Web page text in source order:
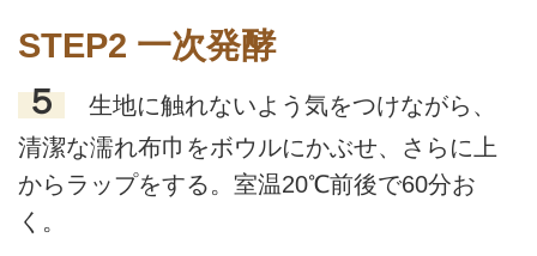
STEP2 一次発酵
５
生地に触れないよう気をつけながら、
清潔な濡れ布巾をボウルにかぶせ、さらに上
からラップをする。室温20℃前後で60分お
く。